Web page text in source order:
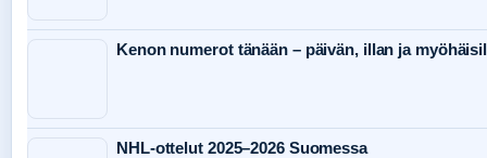
Kenon numerot tänään – päivän, illan ja
NHL-ottelut 2025–2026 Suomessa